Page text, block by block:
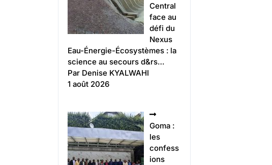
Central
face au
défi du
Nexus
Eau-Énergie-Écosystèmes : la
science au secours d&rs…
Par Denise KYALWAHI
1 août 2026
Goma :
les
confess
ions